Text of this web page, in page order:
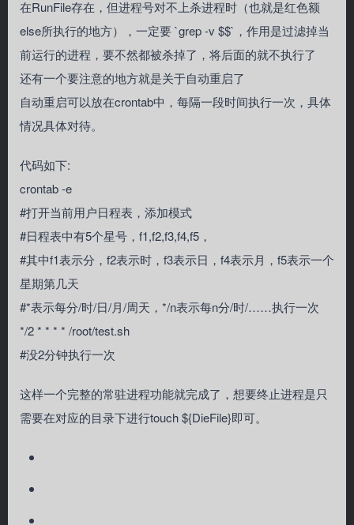
在RunFile存在，但进程号对不上杀进程时（也就是红色额
else所执行的地方），一定要 `grep -v $$`，作用是过滤掉当
前运行的进程，要不然都被杀掉了，将后面的就不执行了
还有一个要注意的地方就是关于自动重启了
自动重启可以放在crontab中，每隔一段时间执行一次，具体
情况具体对待。
代码如下:
crontab -e
#打开当前用户日程表，添加模式
#日程表中有5个星号，f1,f2,f3,f4,f5，
#其中f1表示分，f2表示时，f3表示日，f4表示月，f5表示一个
星期第几天
#*表示每分/时/日/月/周天，*/n表示每n分/时/……执行一次
*/2 * * * * /root/test.sh
#没2分钟执行一次
这样一个完整的常驻进程功能就完成了，想要终止进程是只
需要在对应的目录下进行touch ${DieFile}即可。